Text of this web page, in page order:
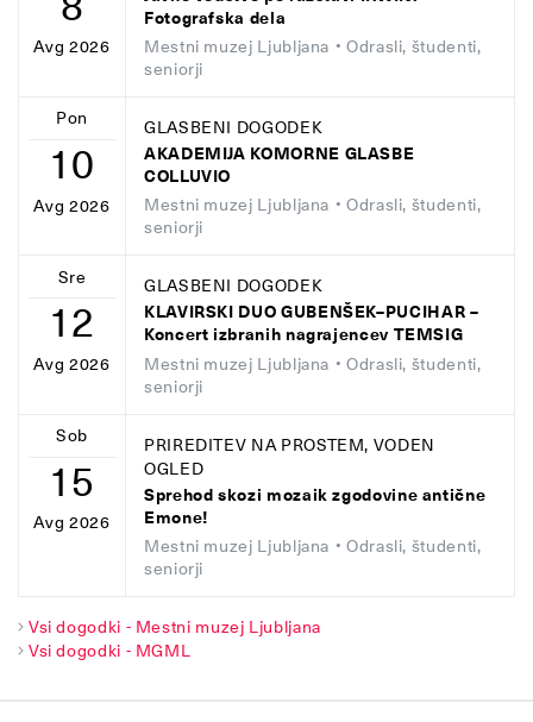
Avg 2026
Fotografska dela
Mestni muzej Ljubljana • Odrasli, študenti,
seniorji
Pon
10
Avg 2026
GLASBENI DOGODEK
AKADEMIJA KOMORNE GLASBE
COLLUVIO
Mestni muzej Ljubljana • Odrasli, študenti,
seniorji
Sre
12
Avg 2026
GLASBENI DOGODEK
KLAVIRSKI DUO GUBENŠEK–PUCIHAR –
Koncert izbranih nagrajencev TEMSIG
Mestni muzej Ljubljana • Odrasli, študenti,
seniorji
Sob
15
Avg 2026
PRIREDITEV NA PROSTEM, VODEN
OGLED
Sprehod skozi mozaik zgodovine antične
Emone!
Mestni muzej Ljubljana • Odrasli, študenti,
seniorji
Vsi dogodki - Mestni muzej Ljubljana
Vsi dogodki - MGML